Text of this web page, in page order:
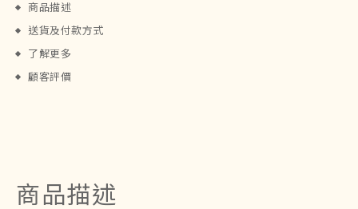
商品描述
送貨及付款方式
了解更多
顧客評價
商品描述